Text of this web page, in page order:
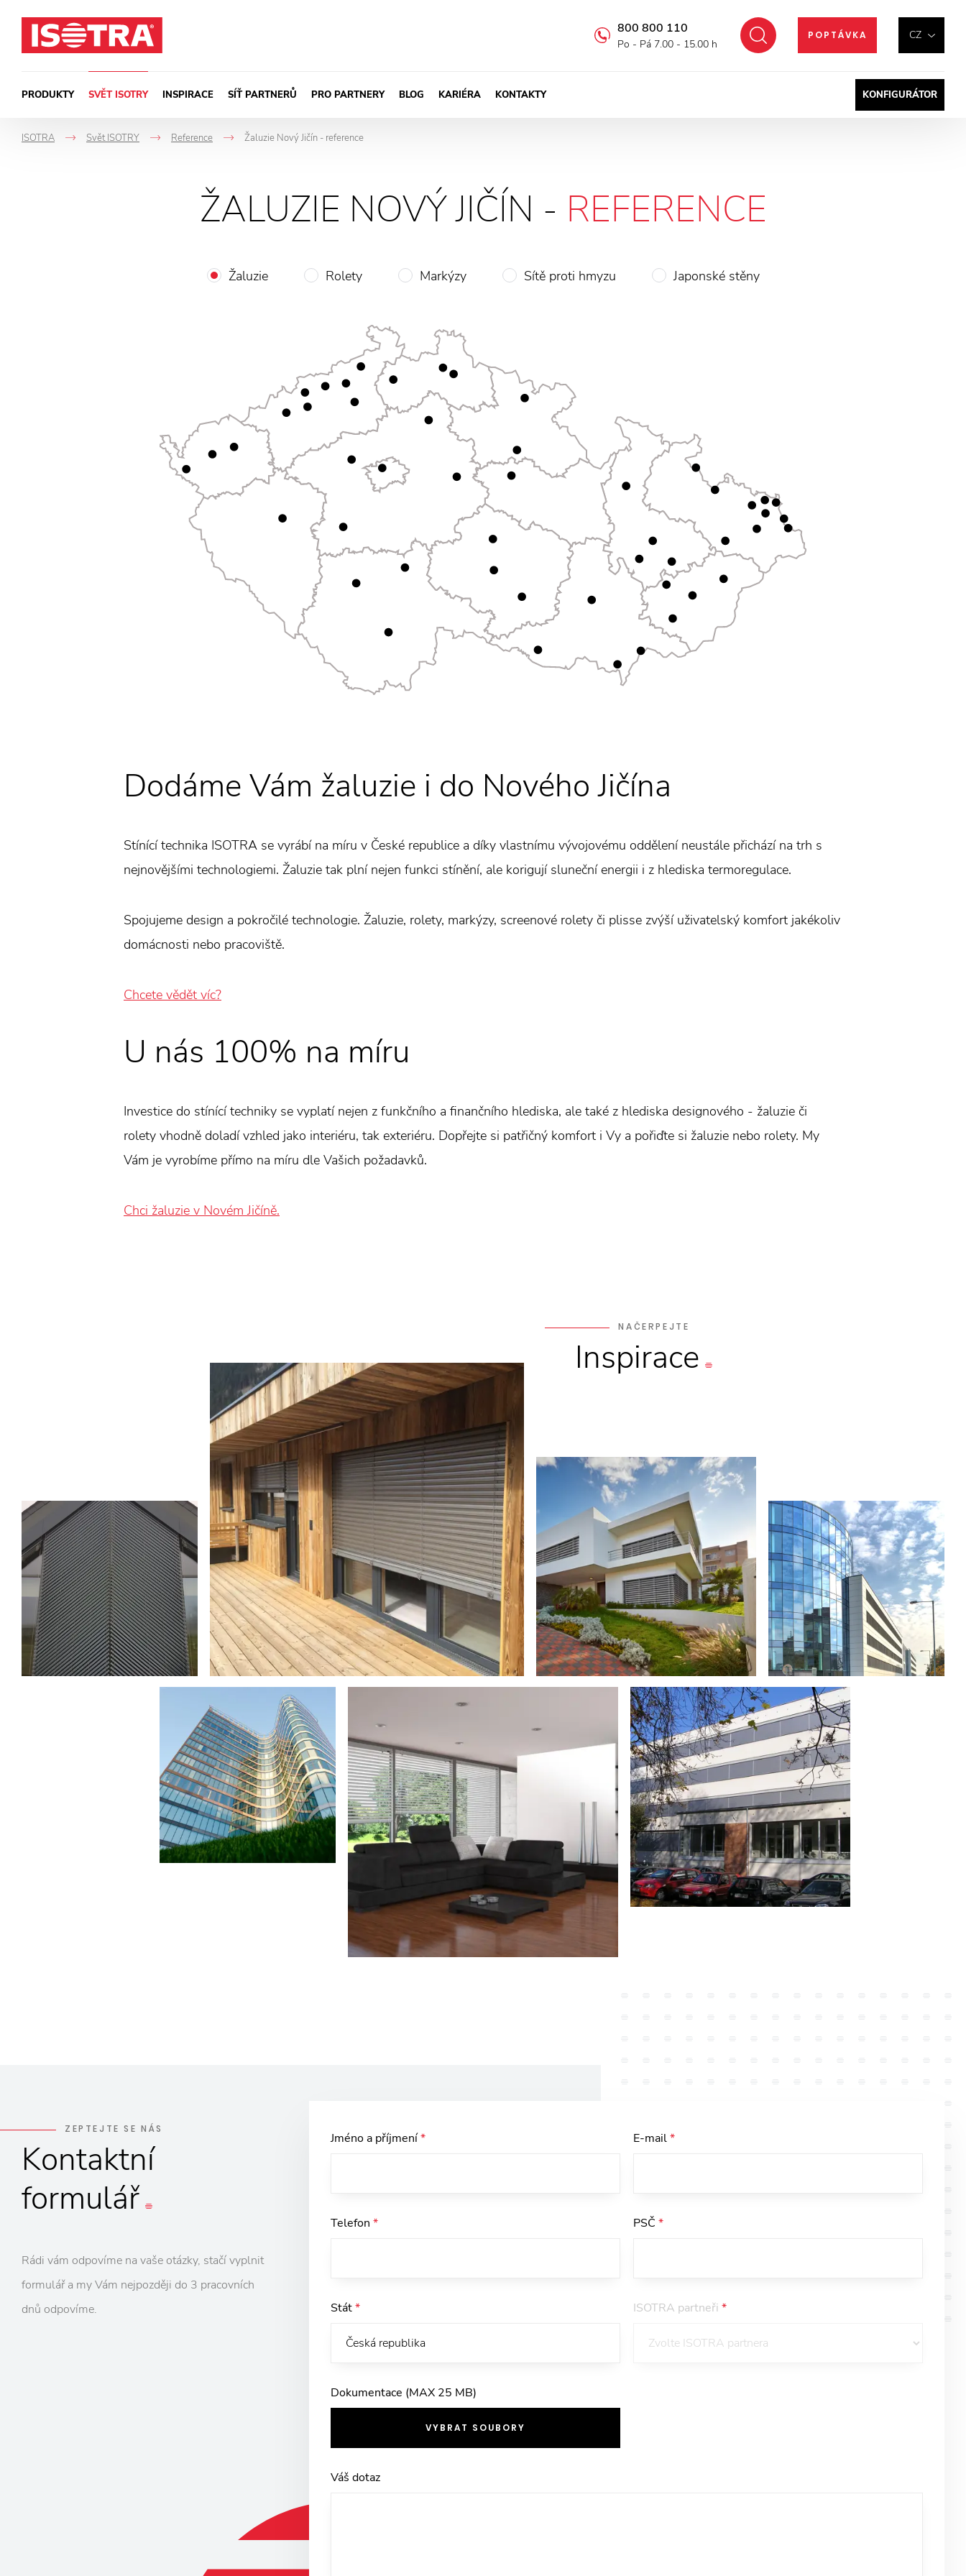
CZ
POPTÁVKA
Hledat
800 800 110
Po - Pá 7.00 - 15.00 h
PRODUKTY SVĚT ISOTRY INSPIRACE SÍŤ PARTNERŮ PRO PARTNERY BLOG KARIÉRA KONTAKTY KONFIGURÁTOR
ISOTRA
->
Svět ISOTRY
->
Reference Žaluzie Nový Jičín - reference
ŽALUZIE NOVÝ JIČÍN - REFERENCE
Žaluzie Rolety Markýzy Sítě proti hmyzu Japonské stěny
Dodáme Vám žaluzie i do Nového Jičína
Stínící technika ISOTRA se vyrábí na míru v České republice a díky vlastnímu vývojovému oddělení neustále přichází na trh s
nejnovějšími technologiemi. Žaluzie tak plní nejen funkci stínění, ale korigují sluneční energii i z hlediska termoregulace.
Spojujeme design a pokročilé technologie. Žaluzie, rolety, markýzy, screenové rolety či plisse zvýší uživatelský komfort jakékoliv
domácnosti nebo pracoviště.
Chcete vědět víc?
U nás 100% na míru
Investice do stínící techniky se vyplatí nejen z funkčního a finančního hlediska, ale také z hlediska designového - žaluzie či
rolety vhodně doladí vzhled jako interiéru, tak exteriéru. Dopřejte si patřičný komfort i Vy a pořiďte si žaluzie nebo rolety. My
Vám je vyrobíme přímo na míru dle Vašich požadavků.
Chci žaluzie v Novém Jičíně.
NAČERPEJTE
Inspirace
ZEPTEJTE SE NÁS
Kontaktní
formulář
Rádi vám odpovíme na vaše otázky, stačí vyplnit
formulář a my Vám nejpozději do 3 pracovních
dnů odpovíme.
Jméno a příjmení* E-mail*
Telefon * PSČ*
Stát* ISOTRA partneři*
Dokumentace (MAX 25 MB)
VYBRAT SOUBORY
Váš dotaz